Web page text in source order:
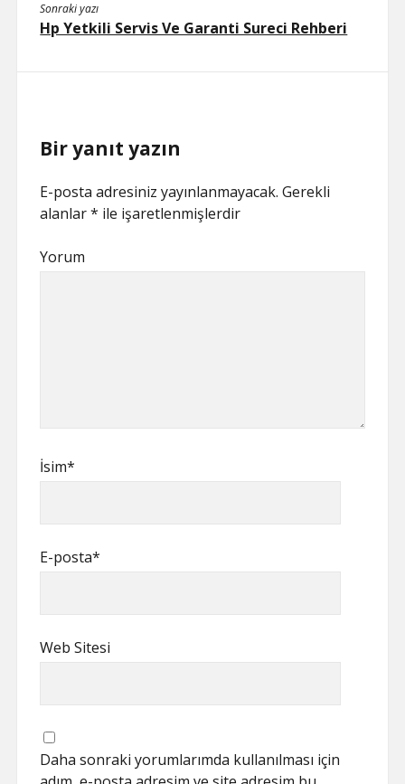
Sonraki yazı
Hp Yetkili Servis Ve Garanti Sureci Rehberi
Bir yanıt yazın
E-posta adresiniz yayınlanmayacak. Gerekli
alanlar* ile işaretlenmişlerdir
Yorum
İsim*
E-posta*
Web Sitesi
Daha sonraki yorumlarımda kullanılması için